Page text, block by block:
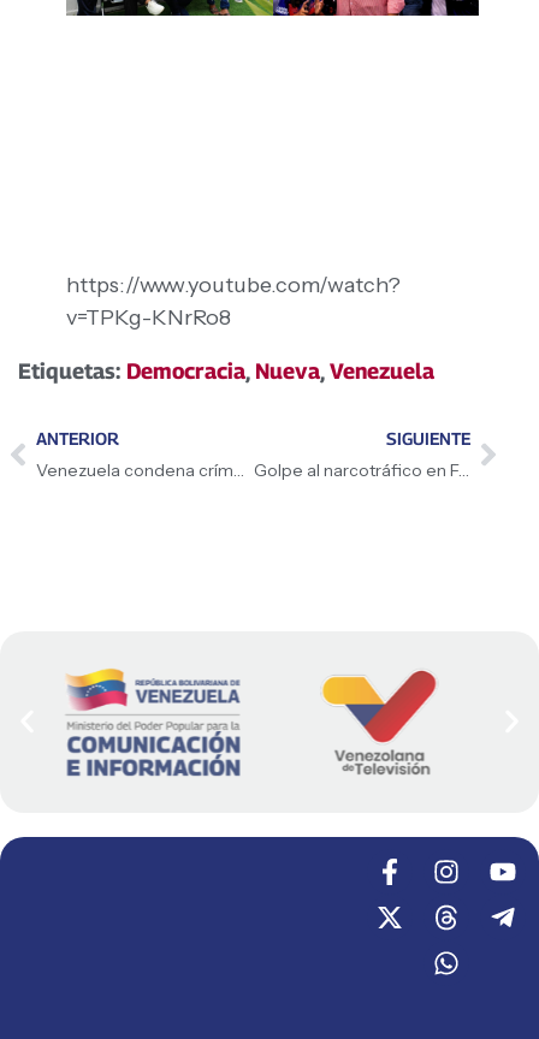
https://www.youtube.com/watch?
v=TPKg-KNrRo8
Etiquetas: Democracia, Nueva,Venezuela
ANTERIOR
Venezuela condena crímenes israelíes en Gaza
SIGUIENTE
Golpe al narcotráfico en Falcón